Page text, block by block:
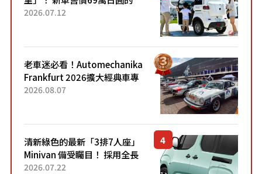
「3人座」Trike大受歡迎！ 順
2026.07.12
老車迷必看！Automechanika
Frankfurt 2026擴大經典車專
區 1954年珍稀古董車現場修復
2026.08.07
清新綠色的最新「3排7人座」
Minivan 備受矚目！ 採用全長
4.7公尺剛剛好的車身尺寸與
2026.07.22